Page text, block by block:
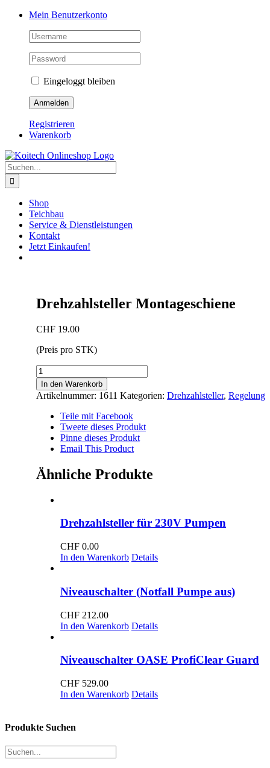
Skip
Mein Benutzerkonto
Eingeloggt bleiben
Registrieren
Warenkorb
Suche
nach:
Shop
Teichbau
Service & Dienstleistungen
Kontakt
Jetzt Einkaufen!
Drehzahlsteller Montageschiene
CHF 19.00
(Preis pro STK)
Drehzahlsteller
Montageschiene
Menge
In den Warenkorb
Artikelnummer: 1611 Kategorien: Drehzahlsteller, Regelung
Teile mit Facebook
Tweete dieses Produkt
Pinne dieses Produkt
Email This Product
Ähnliche Produkte
Drehzahlsteller für 230V Pumpen
CHF 0.00
In den Warenkorb Details
Niveauschalter (Notfall Pumpe aus)
CHF 212.00
In den Warenkorb Details
Niveauschalter OASE ProfiClear Guard
CHF 529.00
In den Warenkorb Details
Produkte Suchen